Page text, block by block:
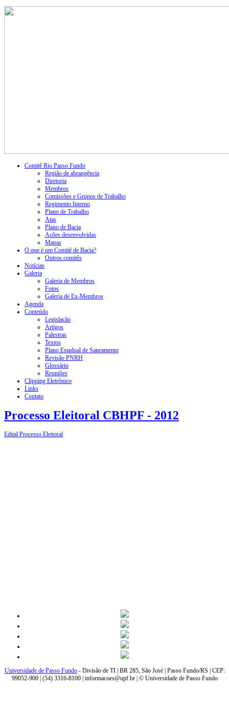
Comitê Rio Passo Fundo
Região de abrangência
Diretoria
Membros
Comissões e Grupos de Trabalho
Regimento Interno
Plano de Trabalho
Atas
Plano de Bacia
Ações desenvolvidas
Mapas
O que é um Comitê de Bacia?
Outros comitês
Notícias
Galeria
Galeria de Membros
Fotos
Galeria de Ex-Membros
Agenda
Conteúdo
Legislação
Artigos
Palestras
Textos
Plano Estadual de Saneamento
Revisão PNRH
Glossário
Reuniões
Clipping Eletrônico
Links
Contato
Processo Eleitoral CBHPF - 2012
Edital Processo Eleitoral
Universidade de Passo Fundo- Divisão de TI | BR 285, São José | Passo Fundo/RS | CEP:
99052-900 | (54) 3316-8100 | informacoes@upf.br | © Universidade de Passo Fundo